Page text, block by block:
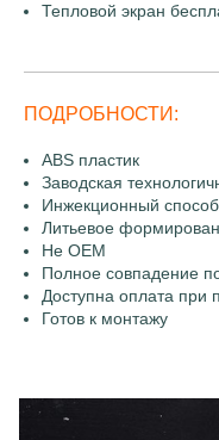
Тепловой экран
ПОДРОБНОСТИ:
ABS пластик
Заводская
Инжекционный способ
Литьевое
Не OEM
Полное совпадение
Доступна оплата при
Готов к монтажу